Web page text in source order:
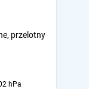
przelotny
hPa